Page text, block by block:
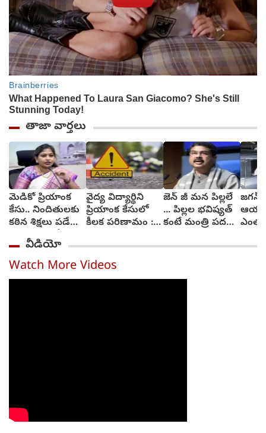
తాజా వార్తలు
మెడికో ప్రియాంక
కేసు.. నిందితులకు
కఠిన శిక్షలు పడేలా
చర్యలు : హోం
మంత్రి అనిత
వైద్య విద్యార్థిని
ప్రియాంక కేసులో
కీలక పరిణామం :
పోలీసులు
జెన్ జీ మన పిల్లలే
... పిల్లల భవిష్యత్
కంటే మంత్రి పదవి
ధర్మేంద్ర ప్రధాన్
జగన్
వీడియో
Watch More Videos